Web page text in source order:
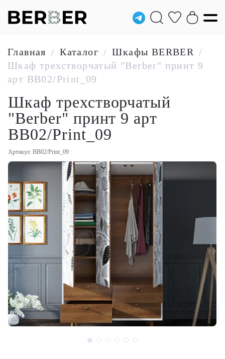
Главная / Каталог / Шкафы BERBER /
Шкаф трехстворчатый "Berber" принт 9
арт BB02/Print_09
Шкаф трехстворчатый
"Berber" принт 9 арт
BB02/Print_09
Артикул: BB02/Print_09